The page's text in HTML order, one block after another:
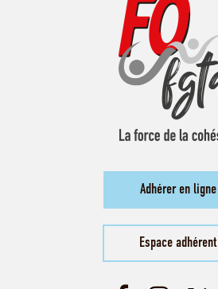
Adhérer en ligne
Espace adhérent